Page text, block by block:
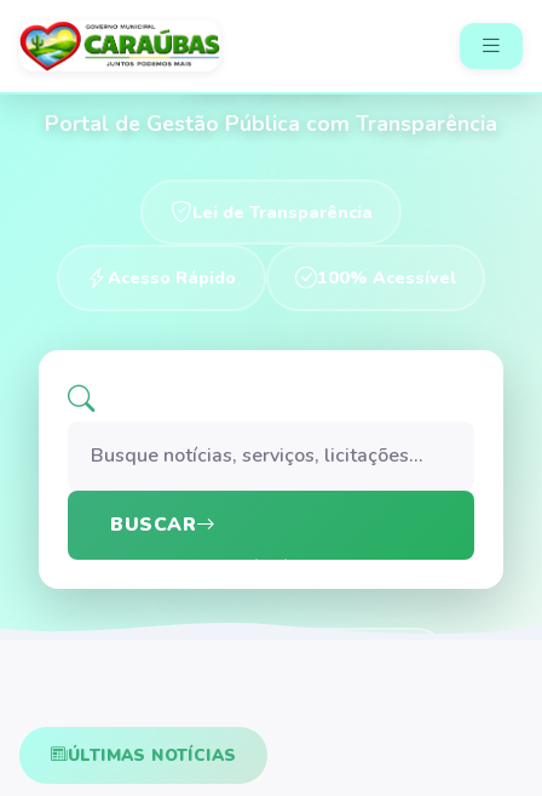
Prefeitura Municipal de
Caraúbas
Portal de Gestão Pública com Transparência
Lei de Transparência
Acesso Rápido 100% Acessível
BUSCAR
DIÁRIO OFICIAL
ÚLTIMAS NOTÍCIAS